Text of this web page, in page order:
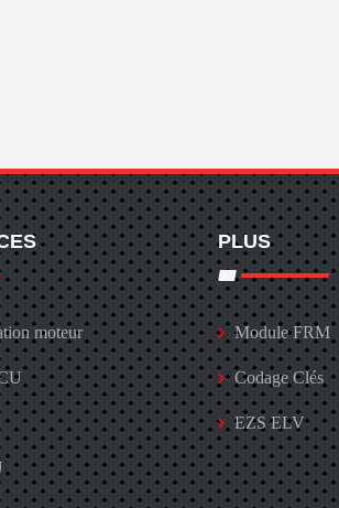
moteur
PLUS
Module FRM
Codage Clés
EZS ELV